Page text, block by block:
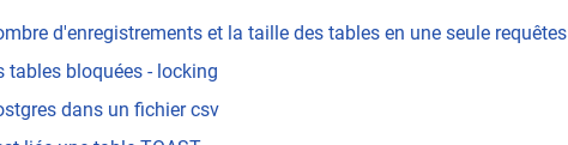
d'enregistrements et la taille des tables en une seule requêtes
tables bloquées - locking
dans un fichier csv